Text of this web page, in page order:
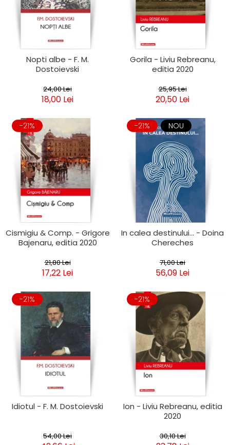
Clasica
Contemporana
Universala
Universala
Publicistica / Reportaje / Interviuri
Stiinte umaniste
Istorie
Sociologie si filozofie
Nopti albe - F. M.
Dostoievski
24,00 Lei
18,00 Lei
Gorila - Liviu Rebreanu,
editia 2020
25,95 Lei
20,50 Lei
-21%
Cismigiu & Comp. - Grigore
Bajenaru, editia 2020
21,80 Lei
17,22 Lei
-21% NOU
In calea destinului... - Doina
Chereches
71,00 Lei
56,09 Lei
-21%
Idiotul - F. M. Dostoievski
54,00 Lei
-21%
Ion - Liviu Rebreanu, editia
2020
30,10 Lei